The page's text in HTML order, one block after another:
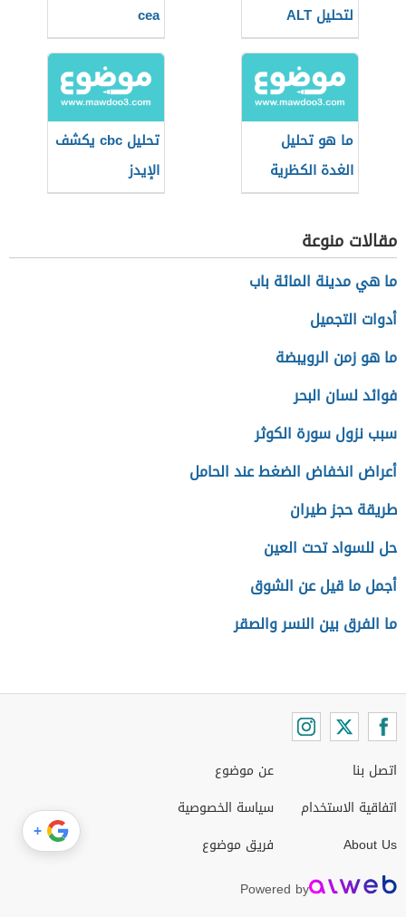
لتحليل ALT
cea
ما هو تحليل
الغدة الكظرية
تحليل cbc يكشف
الإيدز
مقالات منوعة
ما هي مدينة المائة باب
أدوات التجميل
ما هو زمن الرويبضة
فوائد لسان البحر
سبب نزول سورة الكوثر
أعراض انخفاض الضغط عند الحامل
طريقة حجز طيران
حل للسواد تحت العين
أجمل ما قيل عن الشوق
ما الفرق بين النسر والصقر
اتصل بنا
اتفاقية الاستخدام
About Us
عن موضوع
سياسة الخصوصية
فريق موضوع
Powered by
+